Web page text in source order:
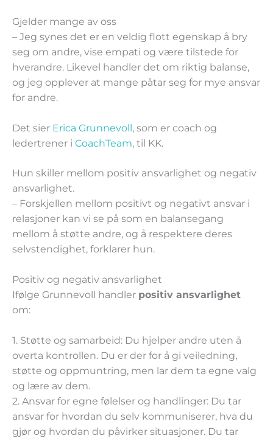
Gjelder mange av oss
– Jeg synes det er en veldig flott egenskap å bry
seg om andre, vise empati og være tilstede for
hverandre. Likevel handler det om riktig balanse,
og jeg opplever at mange påtar seg for mye ansvar
for andre.
Det sier Erica Grunnevoll, som er coach og
ledertrener i CoachTeam, til KK.
Hun skiller mellom positiv ansvarlighet og negativ
ansvarlighet.
– Forskjellen mellom positivt og negativt ansvar i
relasjoner kan vi se på som en balansegang
mellom å støtte andre, og å respektere deres
selvstendighet, forklarer hun.
Positiv og negativ ansvarlighet
Ifølge Grunnevoll handler positiv ansvarlighet
om:
1. Støtte og samarbeid: Du hjelper andre uten å
overta kontrollen. Du er der for å gi veiledning,
støtte og oppmuntring, men lar dem ta egne valg
og lære av dem.
2. Ansvar for egne følelser og handlinger: Du tar
ansvar for hvordan du selv kommuniserer, hva du
gjør og hvordan du påvirker situasjoner. Du tar